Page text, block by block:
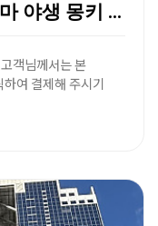
[교토 이색 투어] 아라시야마 야생 몽키 파크 하이킹 …
객님께서는 본
여 결제해 주시기